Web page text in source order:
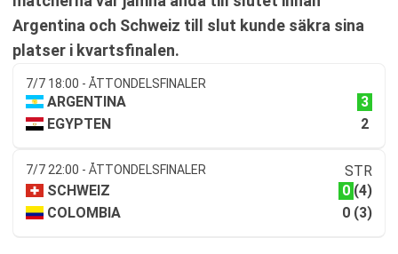
Argentina och Schweiz till slut kunde säkra sina
platser i kvartsfinalen.
7/7 18:00 - ÅTTONDELSFINALER
ARGENTINA
3
EGYPTEN
2
7/7 22:00 - ÅTTONDELSFINALER
STR
SCHWEIZ
0 (4)
COLOMBIA
0 (3)